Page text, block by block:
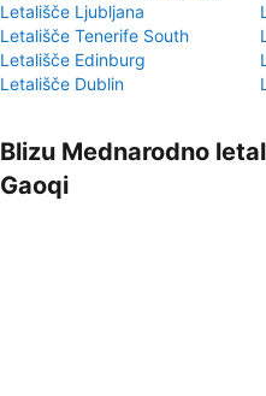
Letališče Ljubljana
Letališče Tenerife South
Letališče Edinburg
Letališče Dublin
Blizu Mednarodno
Gaoqi